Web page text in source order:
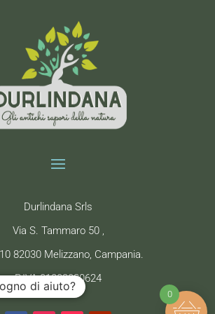
Durlindana Srls
Via S. Tammaro 50 ,
82030 Melizzano, Campania.
P.IVA 01803030624
0
di aiuto?